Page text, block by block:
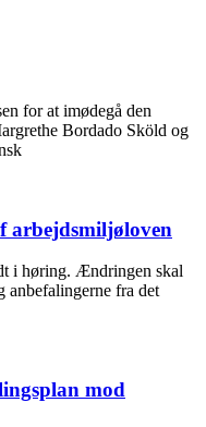
for at imødegå den
Bordado Sköld og
arbejdsmiljøloven
i høring. Ændringen skal
anbefalingerne fra det
mod